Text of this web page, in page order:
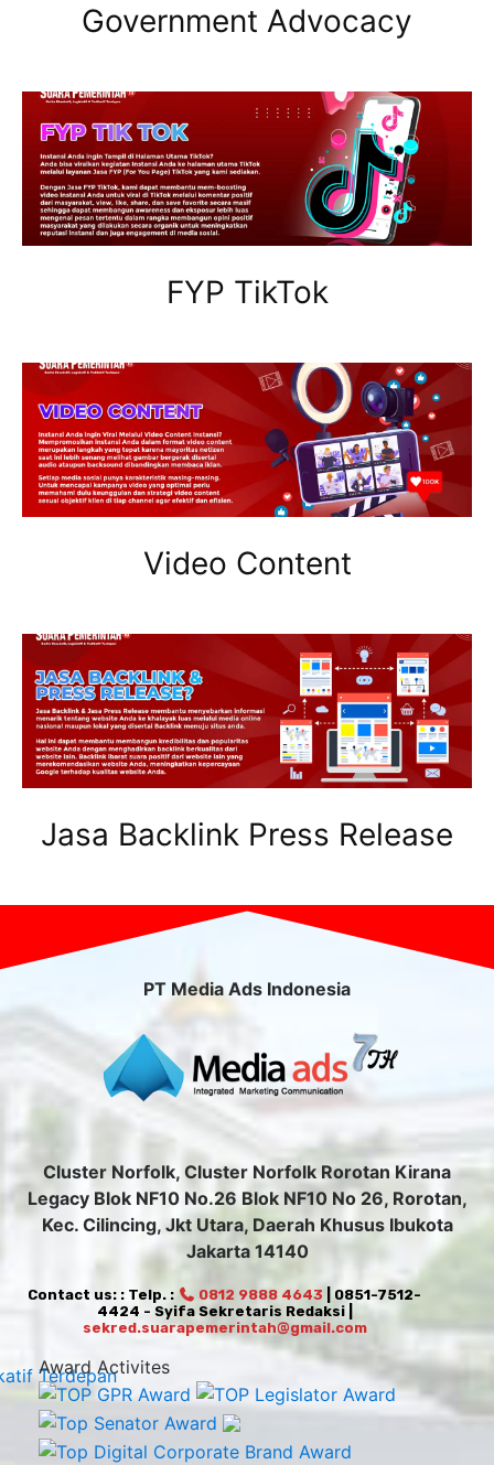
Government Advocacy
FYP TikTok
Video Content
Jasa Backlink Press Release
PT Media Ads Indonesia
Cluster Norfolk, Cluster Norfolk Rorotan Kirana
Legacy Blok NF10 No.26 Blok NF10 No 26, Rorotan,
Kec. Cilincing, Jkt Utara, Daerah Khusus Ibukota
Jakarta 14140
Contact us: : Telp. : 0812 9888 4643 | 0851-7512-
4424 - Syifa Sekretaris Redaksi |
sekred.suarapemerintah@gmail.com
Award Activites